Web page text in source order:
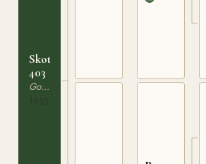
Skota
403
Gotlandsruss